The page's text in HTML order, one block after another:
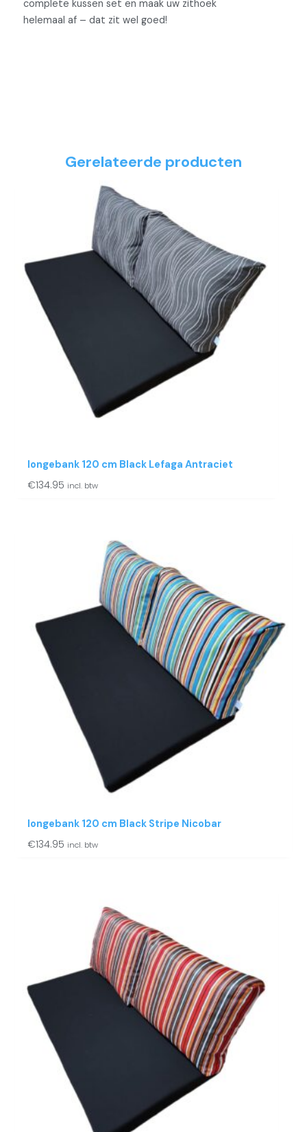
complete kussen set en maak uw zithoek
helemaal af – dat zit wel goed!
Gerelateerde producten
longebank 120 cm Black Lefaga Antraciet
€134.95 incl. btw
longebank 120 cm Black Stripe Nicobar
€134.95 incl. btw